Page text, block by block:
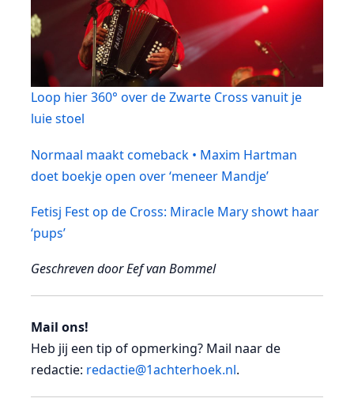
Loop hier 360° over de Zwarte Cross vanuit je
luie stoel
Normaal maakt comeback • Maxim Hartman
doet boekje open over ‘meneer Mandje’
Fetisj Fest op de Cross: Miracle Mary showt haar
‘pups’
Geschreven door Eef van Bommel
Mail ons!
Heb jij een tip of opmerking? Mail naar de
redactie: redactie@1achterhoek.nl.